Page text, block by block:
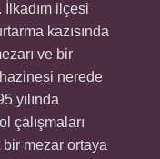
İlkadım ilçesi
kazısında
ve bir
hazinesi nerede
yılında
çalışmaları
bir mezar ortaya